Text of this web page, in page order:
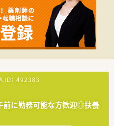
師2名、
います（2021年4月時点）
膏（練り機）導入済み！
ID： 492383
前に勤務可能な方歓迎◎扶養